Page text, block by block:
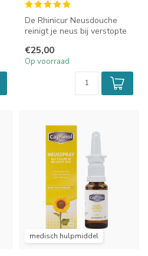
De Rhinicur Neusdouche
reinigt je neus bij verstopte
€25,00
Op voorraad
medisch hulpmiddel